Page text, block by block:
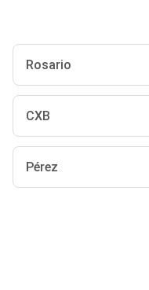
Rosario
CXB
Pérez